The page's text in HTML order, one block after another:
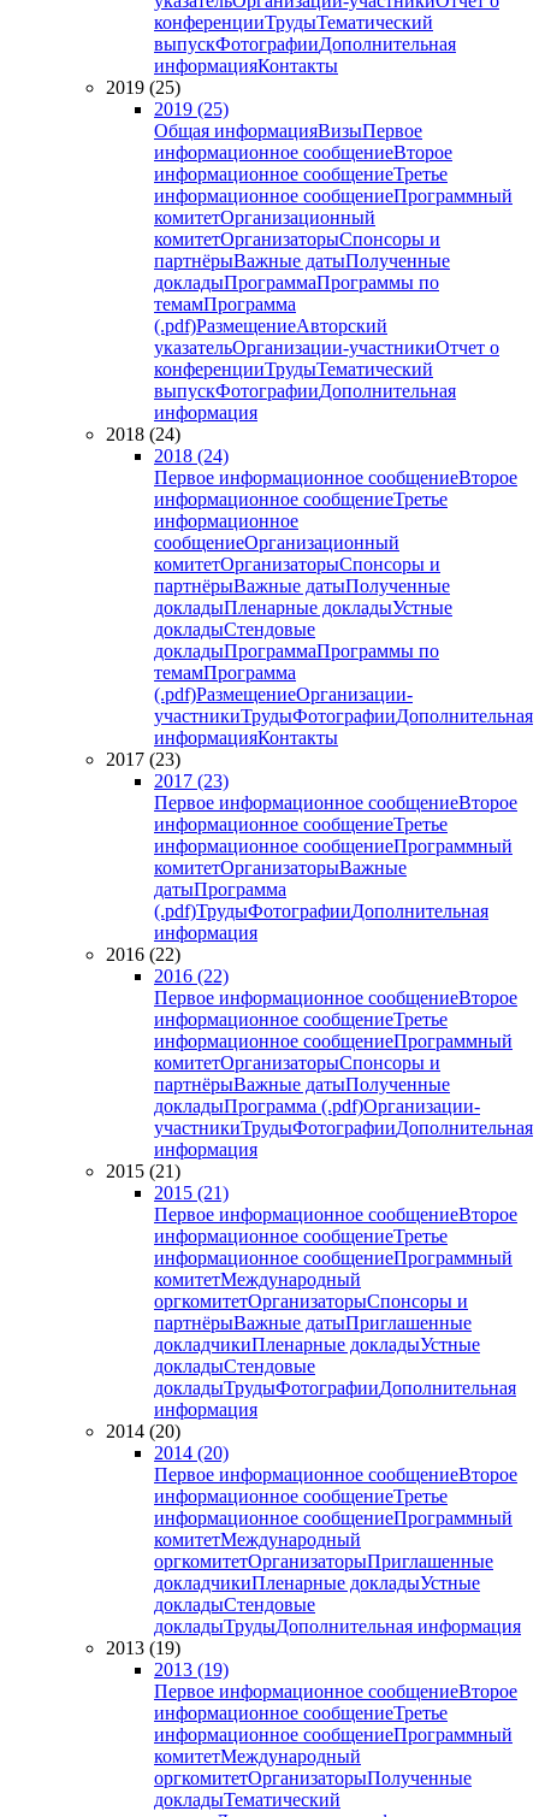
конференцииТрудыТематический
выпускФотографииДополнительная
информацияКонтакты
2019 (25)
2019 (25)
Общая информацияВизыПервое
информационное сообщениеВторое
информационное сообщениеТретье
информационное сообщениеПрограммный
комитетОрганизационный
комитетОрганизаторыСпонсоры и
партнёрыВажные датыПолученные
докладыПрограммаПрограммы по
темамПрограмма
(.pdf)РазмещениеАвторский
указательОрганизации-участникиОтчет о
конференцииТрудыТематический
выпускФотографииДополнительная
информация
2018 (24)
2018 (24)
Первое информационное сообщениеВторое
информационное сообщениеТретье
информационное
сообщениеОрганизационный
комитетОрганизаторыСпонсоры и
партнёрыВажные датыПолученные
докладыПленарные докладыУстные
докладыСтендовые
докладыПрограммаПрограммы по
темамПрограмма
(.pdf)РазмещениеОрганизации-
участникиТрудыФотографииДополнительная
информацияКонтакты
2017 (23)
2017 (23)
Первое информационное сообщениеВторое
информационное сообщениеТретье
информационное сообщениеПрограммный
комитетОрганизаторыВажные
датыПрограмма
(.pdf)ТрудыФотографииДополнительная
информация
2016 (22)
2016 (22)
Первое информационное сообщениеВторое
информационное сообщениеТретье
информационное сообщениеПрограммный
комитетОрганизаторыСпонсоры и
партнёрыВажные датыПолученные
докладыПрограмма (.pdf)Организации-
участникиТрудыФотографииДополнительная
информация
2015 (21)
2015 (21)
Первое информационное сообщениеВторое
информационное сообщениеТретье
информационное сообщениеПрограммный
комитетМеждународный
оргкомитетОрганизаторыСпонсоры и
партнёрыВажные датыПриглашенные
докладчикиПленарные докладыУстные
докладыСтендовые
докладыТрудыФотографииДополнительная
информация
2014 (20)
2014 (20)
Первое информационное сообщениеВторое
информационное сообщениеТретье
информационное сообщениеПрограммный
комитетМеждународный
оргкомитетОрганизаторыПриглашенные
докладчикиПленарные докладыУстные
докладыСтендовые
докладыТрудыДополнительная информация
2013 (19)
2013 (19)
Первое информационное сообщениеВторое
информационное сообщениеТретье
информационное сообщениеПрограммный
комитетМеждународный
оргкомитетОрганизаторыПолученные
докладыТематический